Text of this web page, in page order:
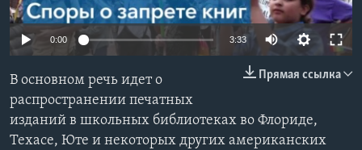
Языки
0:00 3:33
Прямая ссылка
В основном речь идет о
распространении печатных
изданий в школьных библиотеках во Флориде,
Техасе, Юте и некоторых других американских